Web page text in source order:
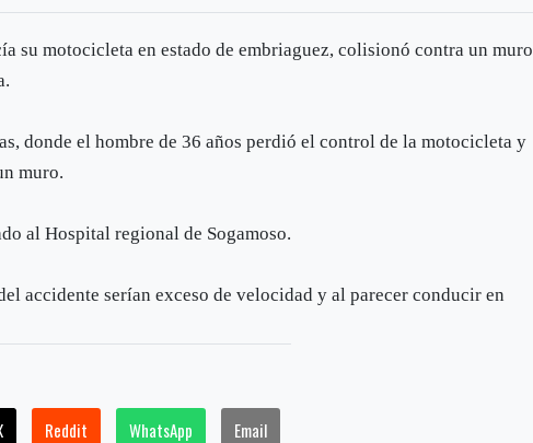
su motocicleta en estado de embriaguez, colisionó contra un muro
donde el hombre de 36 años perdió el control de la motocicleta y
muro.
al Hospital regional de Sogamoso.
accidente serían exceso de velocidad y al parecer conducir en
Reddit WhatsApp Email